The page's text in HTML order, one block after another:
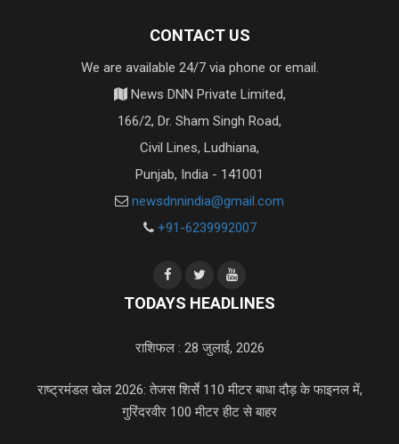
CONTACT US
We are available 24/7 via phone or email.
News DNN Private Limited,
166/2, Dr. Sham Singh Road,
Civil Lines, Ludhiana,
Punjab, India - 141001
newsdnnindia@gmail.com
+91-6239992007
TODAYS HEADLINES
राशिफल : 28 जुलाई, 2026
राष्ट्रमंडल खेल 2026: तेजस शिर्से 110 मीटर बाधा दौड़ के फाइनल में,
गुरिंदरवीर 100 मीटर हीट से बाहर